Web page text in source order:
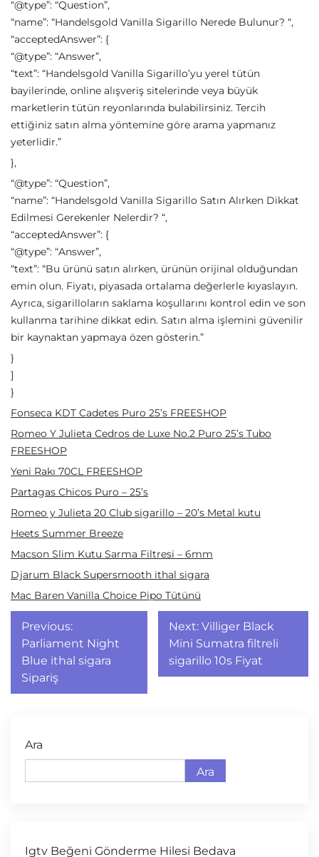
“@type”: “Question”,
“name”: “Handelsgold Vanilla Sigarillo Nerede Bulunur? “,
“acceptedAnswer”: {
“@type”: “Answer”,
“text”: “Handelsgold Vanilla Sigarillo’yu yerel tütün
bayilerinde, online alışveriş sitelerinde veya büyük
marketlerin tütün reyonlarında bulabilirsiniz. Tercih
ettiğiniz satın alma yöntemine göre arama yapmanız
yeterlidir.”
},
“@type”: “Question”,
“name”: “Handelsgold Vanilla Sigarillo Satın Alırken Dikkat
Edilmesi Gerekenler Nelerdir? “,
“acceptedAnswer”: {
“@type”: “Answer”,
“text”: “Bu ürünü satın alırken, ürünün orijinal olduğundan
emin olun. Fiyatı, piyasada ortalama değerlerle kıyaslayın.
Ayrıca, sigarilloların saklama koşullarını kontrol edin ve son
kullanma tarihine dikkat edin. Satın alma işlemini güvenilir
bir kaynaktan yapmaya özen gösterin.”
}
]
}
Fonseca KDT Cadetes Puro 25’s FREESHOP
Romeo Y Julieta Cedros de Luxe No.2 Puro 25’s Tubo
FREESHOP
Yeni Rakı 70CL FREESHOP
Partagas Chicos Puro – 25’s
Romeo y Julieta 20 Club sigarillo – 20’s Metal kutu
Heets Summer Breeze
Macson Slim Kutu Sarma Filtresi – 6mm
Djarum Black Supersmooth ithal sigara
Mac Baren Vanilla Choice Pipo Tütünü
Yazı
gezinmesi
Previous:
Parliament Night
Blue ithal sigara
Sipariş
Next: Villiger Black
Mini Sumatra filtreli
sigarillo 10s Fiyat
Ara
Ara
Igtv Beğeni Gönderme Hilesi Bedava